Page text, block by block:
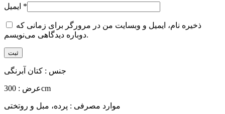
*
ذخیره نام، ایمیل و وبسایت من در مرورگر برای زمانی که
دوباره دیدگاهی می‌نویسم.
جنس : کتان آبرنگی
عرض : 300cm
موارد مصرفی : پرده، مبل و روتختی